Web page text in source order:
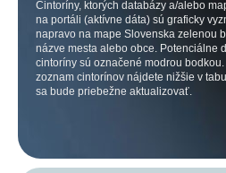
Cintoríny, ktorých databázy a/alebo
na portáli (aktívne dáta) sú graficky
napravo na mape Slovenska zelenou
názve mesta alebo obce. Potenciálne
cintoríny sú označené modrou
zoznam cintorínov nájdete nižšie v
sa bude priebežne aktualizovať.